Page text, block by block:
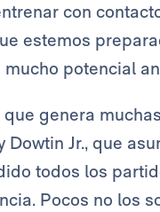
con
estemos
potencial
que genera
Dowtin Jr., que
todos los
Pocos no los